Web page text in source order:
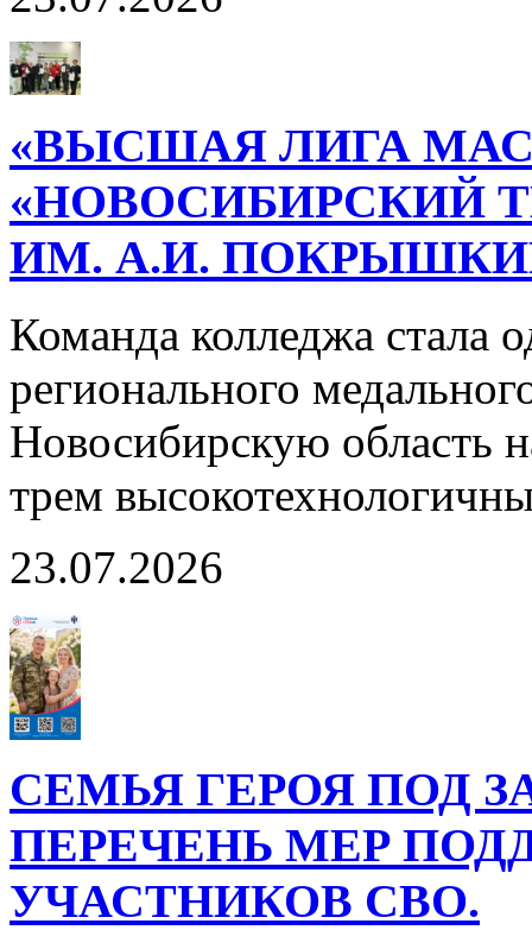
«ВЫСШАЯ ЛИГА
«НОВОСИБИРСКИЙ
ИМ. А.И.
Команда колледжа стала
регионального
Новосибирскую область
трем
23.07.2026
СЕМЬЯ ГЕРОЯ ПОД
ПЕРЕЧЕНЬ МЕР
УЧАСТНИКОВ СВО.